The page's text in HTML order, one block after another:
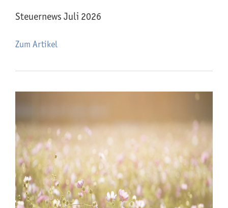
Steuernews Juli 2026
Zum Artikel